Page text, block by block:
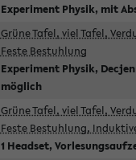
Experiment Physik, mit
Grüne Tafel, viel Tafel,
Feste Bestuhlung
Experiment Physik,
möglich
Grüne Tafel, viel Tafel,
Feste Bestuhlung,
1 Headset,